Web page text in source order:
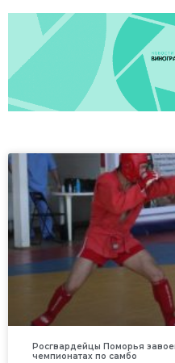
Росгвардейцы Поморья
чемпионатах по самбо